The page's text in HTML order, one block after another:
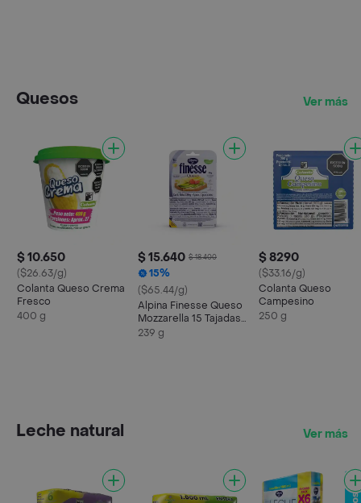
Quesos Ver más
$ 10.650
($26.63/g)
Colanta Queso Crema
Fresco
400 g
$ 15.640 $ 18.400
15%
($65.44/g)
Alpina Finesse Queso
Mozzarella 15 Tajadas
239 g
239 g
$ 8290
($33.16/g)
Colanta Queso
Campesino
250 g
Leche natural Ver más